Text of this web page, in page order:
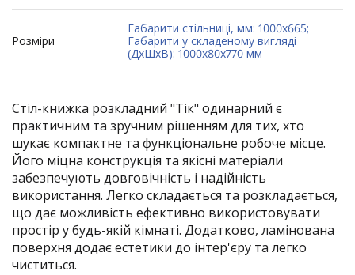
Розміри
Габарити стільниці, мм: 1000х665;
Габарити у складеному вигляді
(ДхШхВ): 1000х80х770 мм
Стіл-книжка розкладний "Тік" одинарний є
практичним та зручним рішенням для тих, хто
шукає компактне та функціональне робоче місце.
Його міцна конструкція та якісні матеріали
забезпечують довговічність і надійність
використання. Легко складається та розкладається,
що дає можливість ефективно використовувати
простір у будь-якій кімнаті. Додатково, ламінована
поверхня додає естетики до інтер'єру та легко
чиститься.